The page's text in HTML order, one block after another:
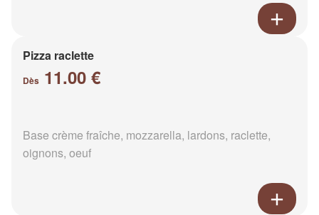
Pizza raclette
Dès 11.00 €
Base crème fraîche, mozzarella, lardons, raclette,
oignons, oeuf